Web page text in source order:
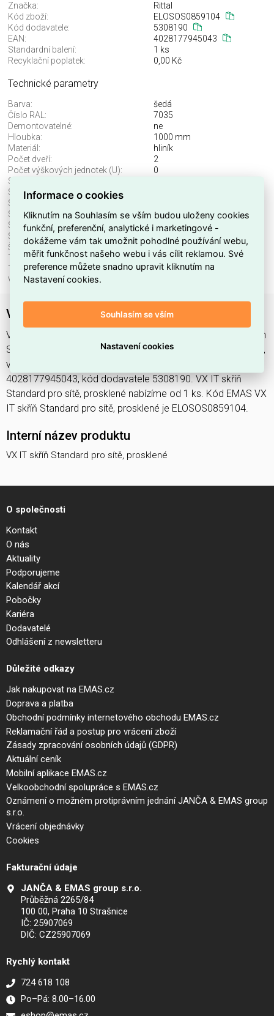
Značka:
Rittal
Kód zboží:
ELOSOS0859104
Kód dodavatele:
5308190
EAN:
4028177945043
Standardní balení:
1 ks
Recyklační poplatek:
0,00 Kč
Technické parametry
Barva:
šedá
Číslo RAL:
7035
Demontovatelné:
ne
Hloubka:
1000 mm
Materiál:
hliník
Počet dveří:
2
Počet výškových jednotek (U):
0
S bočnicí:
S předními dveřmi:
S prosklenými dveřmi:
S uzemněním:
ne
Se stříškou:
ano
Se zadními dveřmi:
ano
Šířka:
600 mm
Typ povrchu:
práškový nástřik
Typ ventilace:
bez
Výška:
VX IT skříň Standard pro sítě, prosklené
VX IT skříň Standard pro sítě, prosklené najdete v kategoriích
Skříně, rozvodnice, Datový/serverový rozvaděč, Rozvodnice,
výkonové spínací a jistící prvky, výrobce Rittal, EAN
4028177945043, kód dodavatele 5308190. VX IT skříň
Standard pro sítě, prosklené nabízíme od 1 ks. Kód EMAS VX
IT skříň Standard pro sítě, prosklené je ELOSOS0859104.
Interní název produktu
VX IT skříň Standard pro sítě, prosklené
O společnosti
Kontakt
O nás
Aktuality
Podporujeme
Kalendář akcí
Pobočky
Kariéra
Dodavatelé
Odhlášení z newsletteru
Důležité odkazy
Jak nakupovat na EMAS.cz
Doprava a platba
Obchodní podmínky internetového obchodu EMAS.cz
Reklamační řád a postup pro vrácení zboží
Zásady zpracování osobních údajů (GDPR)
Aktuální ceník
Mobilní aplikace EMAS.cz
Velkoobchodní spolupráce s EMAS.cz
Oznámení o možném protiprávním jednání JANČA & EMAS group
s.r.o.
Vrácení objednávky
Cookies
Fakturační údaje
JANČA & EMAS group s.r.o.
Průběžná 2265/84
100 00, Praha 10 Strašnice
IČ: 25907069
DIČ: CZ25907069
Rychlý kontakt
724 618 108
Po–Pá: 8.00–16.00
Informace o cookies
Kliknutím na Souhlasím se vším budou uloženy cookies
funkční, preferenční, analytické i marketingové -
dokážeme vám tak umožnit pohodlné používání webu,
měřit funkčnost našeho webu i vás cílit reklamou. Své
preference můžete snadno upravit kliknutím na
Nastavení cookies.
Souhlasím se vším
Nastavení cookies